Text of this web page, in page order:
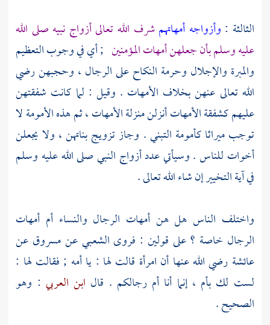
الثالثة : وأزواجه أمهاتهمشرف الله تعالى أزواج نبيه صلى الله
عليه وسلم بأن جعلهن أمهات المؤمنين ; أي في وجوب التعظيم
والمبرة والإجلال وحرمة النكاح على الرجال ، وحجبهن رضي
الله تعالى عنهن بخلاف الأمهات . وقيل : لما كانت شفقتهن
عليهم كشفقة الأمهات أنزلن منزلة الأمهات ، ثم هذه الأمومة لا
توجب ميراثا كأمومة التبني . وجاز تزويج بناتهن ، ولا يجعلن
أخوات للناس . وسيأتي عدد أزواج النبي صلى الله عليه وسلم
في آية التخيير إن شاء الله تعالى .
واختلف الناس هل هن أمهات الرجال والنساء أم أمهات
الرجال خاصة ؟ على قولين : فروى الشعبيعنمسروق عن
عائشة رضي الله عنها أن امرأة قالت لها : يا أمه ; فقالت لها :
لست لك بأم ، إنما أنا أم رجالكم . قال ابن العربي : وهو
الصحيح .